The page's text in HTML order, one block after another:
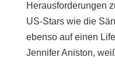
Herausforderungen
US-Stars wie die
ebenso auf einen
Jennifer Aniston,